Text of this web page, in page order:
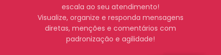
escala ao seu atendimento!
Visualize, organize e responda mensagens
diretas, menções e comentários com
padronização e agilidade!